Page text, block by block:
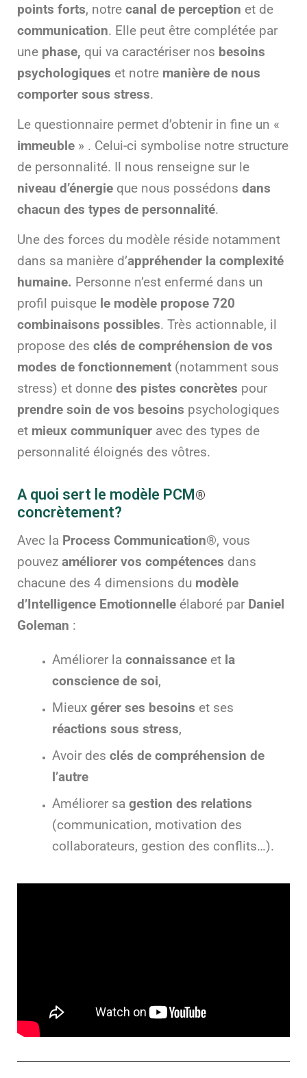
points forts, notre canal de perception et de
communication. Elle peut être complétée par
une phase, qui va caractériser nos besoins
psychologiques et notre manière de nous
comporter sous stress.
Le questionnaire permet d’obtenir in fine un «
immeuble » . Celui-ci symbolise notre structure
de personnalité. Il nous renseigne sur le
niveau d’énergie que nous possédons dans
chacun des types de personnalité.
Une des forces du modèle réside notamment
dans sa manière d’appréhender la complexité
humaine. Personne n’est enfermé dans un
profil puisque le modèle propose 720
combinaisons possibles. Très actionnable, il
propose des clés de compréhension de vos
modes de fonctionnement (notamment sous
stress) et donne des pistes concrètes pour
prendre soin de vos besoins psychologiques
et mieux communiquer avec des types de
personnalité éloignés des vôtres.
A quoi sert le modèle PCM ®
concrètement?
Avec la Process Communication®, vous
pouvez améliorer vos compétences dans
chacune des 4 dimensions du modèle
d’Intelligence Emotionnelle élaboré par Daniel
Goleman :
Améliorer la connaissance etla
conscience de soi,
Mieuxgérer ses besoins et ses
réactions sous stress,
Avoir des clés de compréhension de
l’autre
Améliorer sa gestion des relations
(communication, motivation des
collaborateurs, gestion des conflits…).